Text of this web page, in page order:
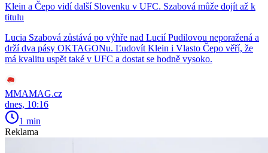
Klein a Čepo vidí další Slovenku v UFC. Szabová může dojít až k
titulu
Lucia Szabová zůstává po výhře nad Lucií Pudilovou neporažená a
drží dva pásy OKTAGONu. Ľudovít Klein i Vlasto Čepo věří, že
má kvalitu uspět také v UFC a dostat se hodně vysoko.
MMAMAG.cz
dnes, 10:16
1 min
Reklama